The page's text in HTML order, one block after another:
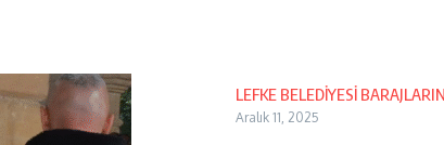
LEFKE BELEDİYESİ
Aralık 11, 2025